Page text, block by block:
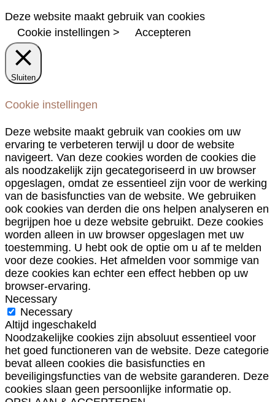
Deze website maakt gebruik van cookies
Cookie instellingen >
Accepteren
Sluiten
Cookie instellingen
Deze website maakt gebruik van cookies om uw
ervaring te verbeteren terwijl u door de website
navigeert. Van deze cookies worden de cookies die
als noodzakelijk zijn gecategoriseerd in uw browser
opgeslagen, omdat ze essentieel zijn voor de werking
van de basisfuncties van de website. We gebruiken
ook cookies van derden die ons helpen analyseren en
begrijpen hoe u deze website gebruikt. Deze cookies
worden alleen in uw browser opgeslagen met uw
toestemming. U hebt ook de optie om u af te melden
voor deze cookies. Het afmelden voor sommige van
deze cookies kan echter een effect hebben op uw
browser-ervaring.
Necessary
Necessary
Altijd ingeschakeld
Noodzakelijke cookies zijn absoluut essentieel voor
het goed functioneren van de website. Deze categorie
bevat alleen cookies die basisfuncties en
beveiligingsfuncties van de website garanderen. Deze
cookies slaan geen persoonlijke informatie op.